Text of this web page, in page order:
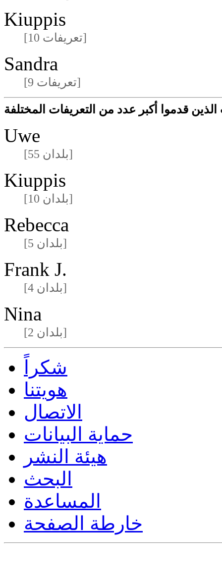
Kiuppis
[10 تعريفات]
Sandra
[9 تعريفات]
قدموا أكبر عدد من التعريفات المختلفة
Uwe
[55 بلدان]
Kiuppis
[10 بلدان]
Rebecca
[5 بلدان]
Frank J.
[4 بلدان]
Nina
[2 بلدان]
شكراً
هويتنا
الاتصال
حماية البيانات
هيئة النشر
البحث
المساعدة
خارطة الصفحة